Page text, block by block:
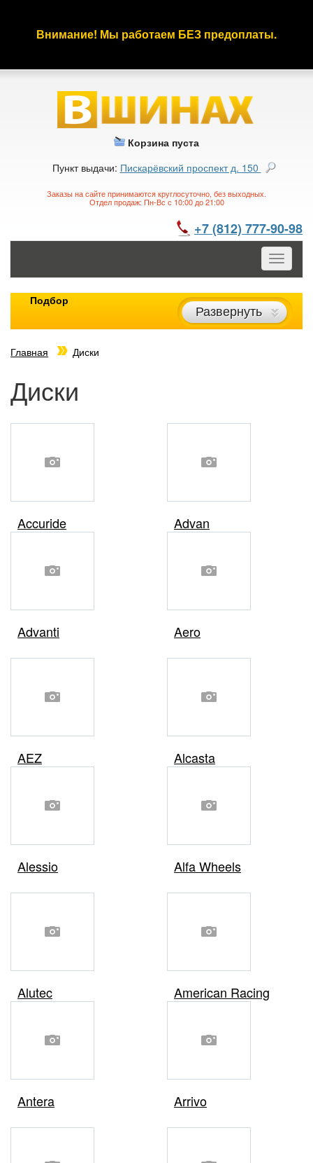
Внимание! Мы работаем БЕЗ предоплаты.
Корзина пуста
Пункт выдачи: Пискарёвский проспект д. 150
Заказы на сайте принимаются круглосуточно, без выходных.
Отдел продаж: Пн-Вс с 10:00 до 21:00
+7 (812) 777-90-98
Toggle
Подбор
Развернуть
Главная Диски
Диски
Accuride Advan
Advanti Aero
AEZ Alcasta
Alessio Alfa Wheels
Alutec American Racing
Antera Arrivo